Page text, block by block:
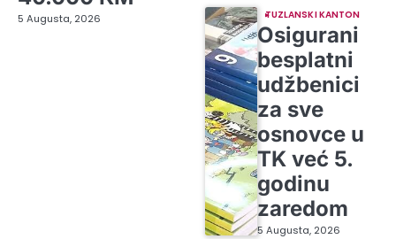
5 Augusta, 2026 TUZLANSKI KANTON
Osigurani
besplatni
udžbenici
za sve
osnovce u
TK već 5.
godinu
zaredom
5 Augusta, 2026